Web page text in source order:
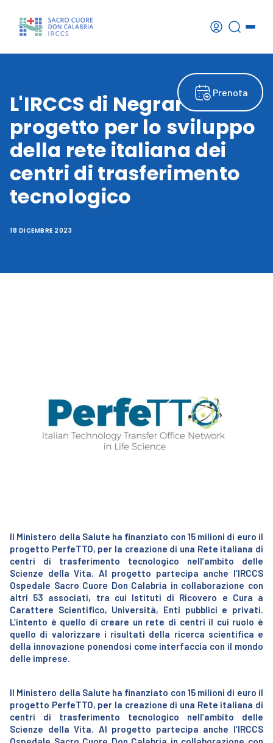
Prenota
L'IRCCS di Negrar nel
progetto per lo sviluppo
della rete italiana dei
centri di trasferimento
tecnologico
18 DICEMBRE 2023
Il Ministero della Salute ha finanziato con 15 milioni di euro il
progetto PerfeTTO, per la creazione di una Rete italiana di
centri di trasferimento tecnologico nell’ambito delle
Scienze della Vita. Al progetto partecipa anche l’IRCCS
Ospedale Sacro Cuore Don Calabria in collaborazione con
altri 53 associati, tra cui Istituti di Ricovero e Cura a
Carattere Scientifico, Università, Enti pubblici e privati.
L’intento è quello di creare un rete di centri il cui ruolo è
quello di valorizzare i risultati della ricerca scientifica e
della innovazione ponendosi come interfaccia con il mondo
delle imprese.
Il Ministero della Salute ha finanziato con 15 milioni di euro il
progetto PerfeTTO, per la creazione di una Rete italiana di
centri di trasferimento tecnologico nell’ambito delle
Scienze della Vita. Al progetto partecipa anche l’IRCCS